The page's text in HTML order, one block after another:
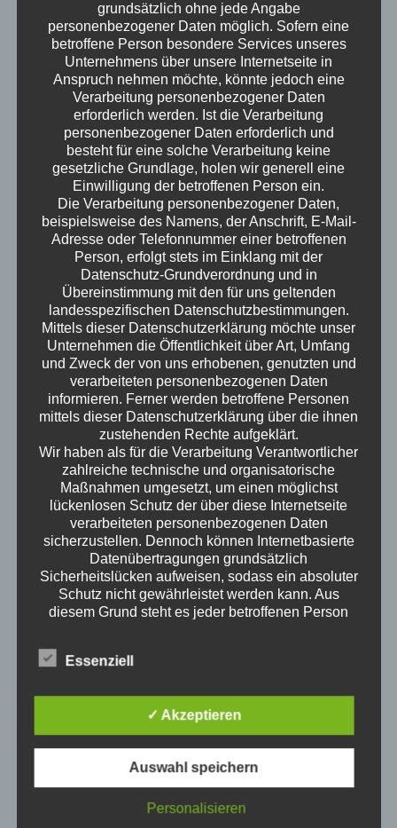
Ute war auf einem Klassentreffen und ist
gerührt, Kristof hat aus Gründen das
Osterfeuer geschwänzt. Ein Gespräch über
Mittelchen ohne Evidenz, Spurenelemente im
Überfluss, den Hype um Narzissmus und
Trenddrogen. Fehlt noch was? Ach ja, der Hund
Milow ist auch wieder dabei. Viel Spaß!
Erwachsen – der Podcast
science of everyday life
Wann ist man erwachsen? Wenn man an der
Wursttheke keine Wurst mehr auf die Hand
angeboten bekommt? Wenn man spät abends
Fehler F 23 des Geschirrspülers googelt? Wie ist
Erwachsene? Kristof ist ausgewiesener
Erwachsener und redet darüber.
Klimawandel für Erwachsene
4. August 2026
1Stunde3Minuten
Bürgergeld
3. März 2026
grundsätzlich ohne jede Angabe
personenbezogener Daten möglich. Sofern eine
betroffene Person besondere Services unseres
Unternehmens über unsere Internetseite in
Anspruch nehmen möchte, könnte jedoch eine
Verarbeitung personenbezogener Daten
erforderlich werden. Ist die Verarbeitung
personenbezogener Daten erforderlich und
besteht für eine solche Verarbeitung keine
gesetzliche Grundlage, holen wir generell eine
Einwilligung der betroffenen Person ein.
Die Verarbeitung personenbezogener Daten,
beispielsweise des Namens, der Anschrift, E-Mail-
Adresse oder Telefonnummer einer betroffenen
Person, erfolgt stets im Einklang mit der
Datenschutz-Grundverordnung und in
Übereinstimmung mit den für uns geltenden
landesspezifischen Datenschutzbestimmungen.
Mittels dieser Datenschutzerklärung möchte unser
Unternehmen die Öffentlichkeit über Art, Umfang
und Zweck der von uns erhobenen, genutzten und
verarbeiteten personenbezogenen Daten
informieren. Ferner werden betroffene Personen
mittels dieser Datenschutzerklärung über die ihnen
zustehenden Rechte aufgeklärt.
Wir haben als für die Verarbeitung Verantwortlicher
zahlreiche technische und organisatorische
Maßnahmen umgesetzt, um einen möglichst
lückenlosen Schutz der über diese Internetseite
verarbeiteten personenbezogenen Daten
sicherzustellen. Dennoch können Internetbasierte
Datenübertragungen grundsätzlich
Sicherheitslücken aufweisen, sodass ein absoluter
Schutz nicht gewährleistet werden kann. Aus
diesem Grund steht es jeder betroffenen Person
alternativen Wegen, beispielsweise telefonisch, an
Die Datenschutzerklärung beruht auf den
Begrifflichkeiten, die durch den Europäischen
Richtlinien- und Verordnungsgeber beim Erlass
der Datenschutz-Grundverordnung (DS-GVO)
soll sowohl für die Öffentlichkeit als auch für
unsere Kunden und Geschäftspartner einfach
Essenziell
✓ Akzeptieren
Auswahl speichern
Personalisieren